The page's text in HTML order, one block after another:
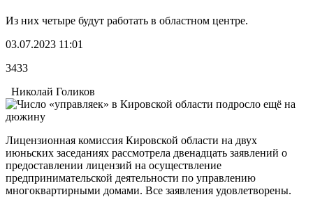
Из них четыре будут работать в областном центре.
03.07.2023 11:01
3433
Николай Голиков
Лицензионная комиссия Кировской области на двух
июньских заседаниях рассмотрела двенадцать заявлений о
предоставлении лицензий на осуществление
предпринимательской деятельности по управлению
многоквартирными домами. Все заявления удовлетворены.